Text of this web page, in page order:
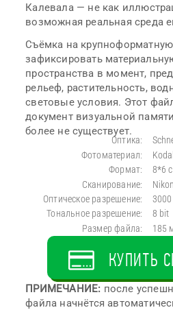
Калевала — не как
возможная реальная среда
Съёмка на
зафиксировать
пространства в момент,
рельеф, растительность,
световые условия. Этот
документ визуальной
более не существует.
Оптика:
Фотоматериал:
Формат:
Сканирование:
Оптическое разрешение:
Тональное разрешение:
Размер файла:
8*6
8 bit
185
КУПИТЬ
ПРИМЕЧАНИЕ: после
файла начнётся